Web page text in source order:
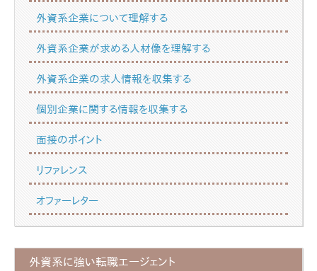
外資系企業について理解する
外資系企業が求める人材像を理解する
外資系企業の求人情報を収集する
個別企業に関する情報を収集する
面接のポイント
リファレンス
オファーレター
外資系に強い転職エージェント